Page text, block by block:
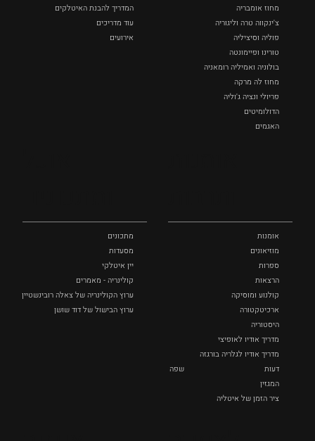
מחוז אומבריה
צ'ינקווה טרה וליגוריה
פוליה וסיציליה ‏
טורינו ופיימונטה
בולוניה ואמיליה רומאניה
מחוז לה מרקה
פריולי ונציה ג'וליה
הדולומיטים
האגמים
המדריך להבנת האיטלקים
עוד מדריכים
אירועים
אומנות
מוזיאונים
ספרות
הרצאות
קולנוע ומוסיקה
ארכיטקטורה
היסטוריה
מדריך אודיו לאופיצי
מדריך אודיו לגלריה בורגזה
דעות
שפה
המגזין
ציר הזמן של איטליה
מתכונים
מסעדות
יין איטלקי
קולינריה - מאמרים
ערוץ הקולינריה של צאלה רובינשטיין
ערוץ הבישול של דוד שושן